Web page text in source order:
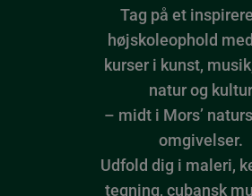
Tag på et
højskoleophold
kurser i kunst,
natur og kultur
– midt i Mors’
omgivelser.
Udfold dig i maleri,
tegning, cubansk